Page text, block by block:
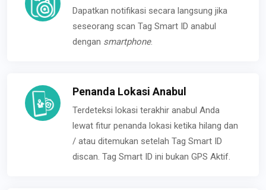
Dapatkan notifikasi secara langsung jika
seseorang scan Tag Smart ID anabul
dengan smartphone.
Penanda Lokasi Anabul
Terdeteksi lokasi terakhir anabul Anda
lewat fitur penanda lokasi ketika hilang dan
/ atau ditemukan setelah Tag Smart ID
discan. Tag Smart ID ini bukan GPS Aktif.